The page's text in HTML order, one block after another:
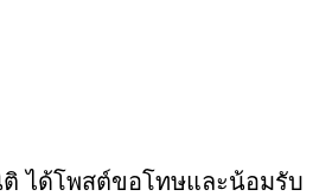
ได้โพสต์ขอโทษและน้อมรับ